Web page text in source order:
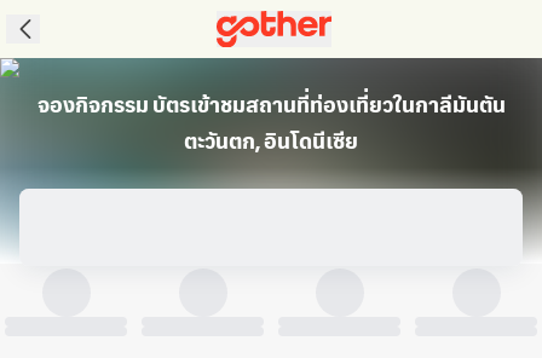
จองกิจกรรม บัตรเข้าชมสถานที่ท่องเที่ยวในกาลีมันตัน
ตะวันตก, อินโดนีเซีย